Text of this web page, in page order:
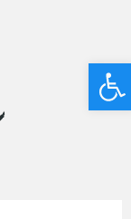
Deschide bara de unelte